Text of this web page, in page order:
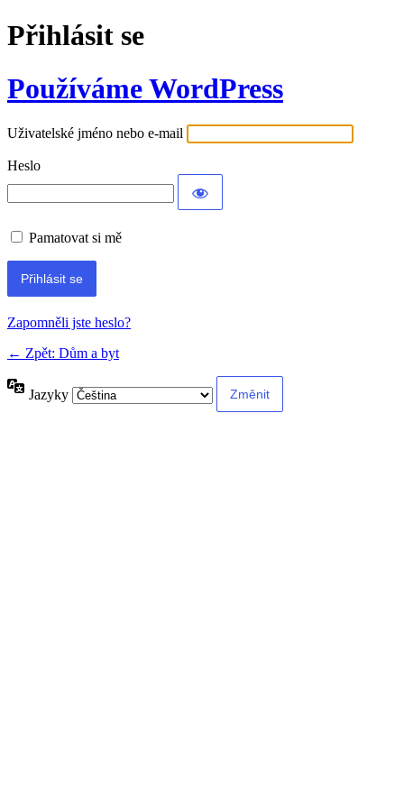
Přihlásit se
Používáme WordPress
Uživatelské jméno nebo e-mail
Heslo
Pamatovat si mě
Alternative:
Zapomněli jste heslo?
← Zpět: Dům a byt
Jazyky